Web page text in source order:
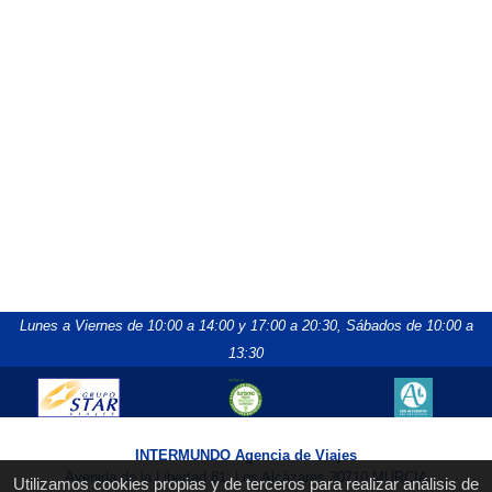
Utilizamos cookies propias y de terceros para realizar análisis de
Lunes a Viernes de 10:00 a 14:00 y 17:00 a 20:30, Sábados de 10:00 a
13:30
INTERMUNDO Agencia de Viajes
Avenida de la Libertad 81, Los Alcázares 30710 MURCIA